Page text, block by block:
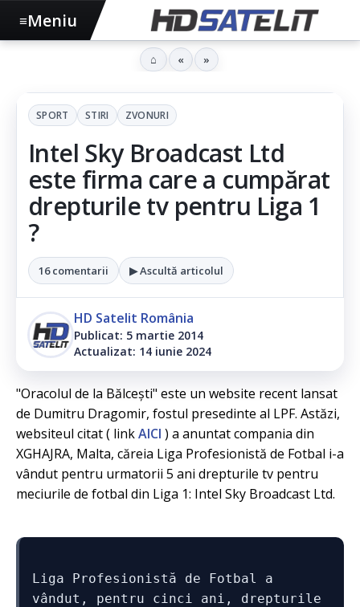
SPORT STIRI ZVONURI
Intel Sky Broadcast Ltd
este firma care a cumpărat
drepturile tv pentru Liga 1
?
16 comentarii ▶ Ascultă articolul
HD Satelit România
Publicat: 5 martie 2014
Actualizat: 14 iunie 2024
"Oracolul de la Bălcești" este un website recent lansat
de Dumitru Dragomir, fostul presedinte al LPF. Astăzi,
websiteul citat ( linkAICI ) a anuntat compania din
XGHAJRA, Malta, căreia Liga Profesionistă de Fotbal i-a
vândut pentru urmatorii 5 ani drepturile tv pentru
meciurile de fotbal din Liga 1: Intel Sky Broadcast Ltd.
Liga Profesionistă de Fotbal a
vândut, pentru cinci ani, drepturile
≡Meniu
⌂ « »